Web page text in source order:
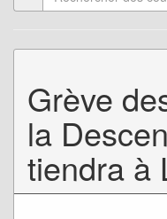
Grève
la
tiendra à